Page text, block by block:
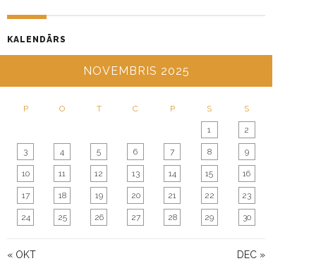
KALENDĀRS
NOVEMBRIS 2025
P O T C P S S
« OKT DEC »
1 2
3 4 5 6 7 8 9
10 11 12 13 14 15 16
17 18 19 20 21 22 23
24 25 26 27 28 29 30